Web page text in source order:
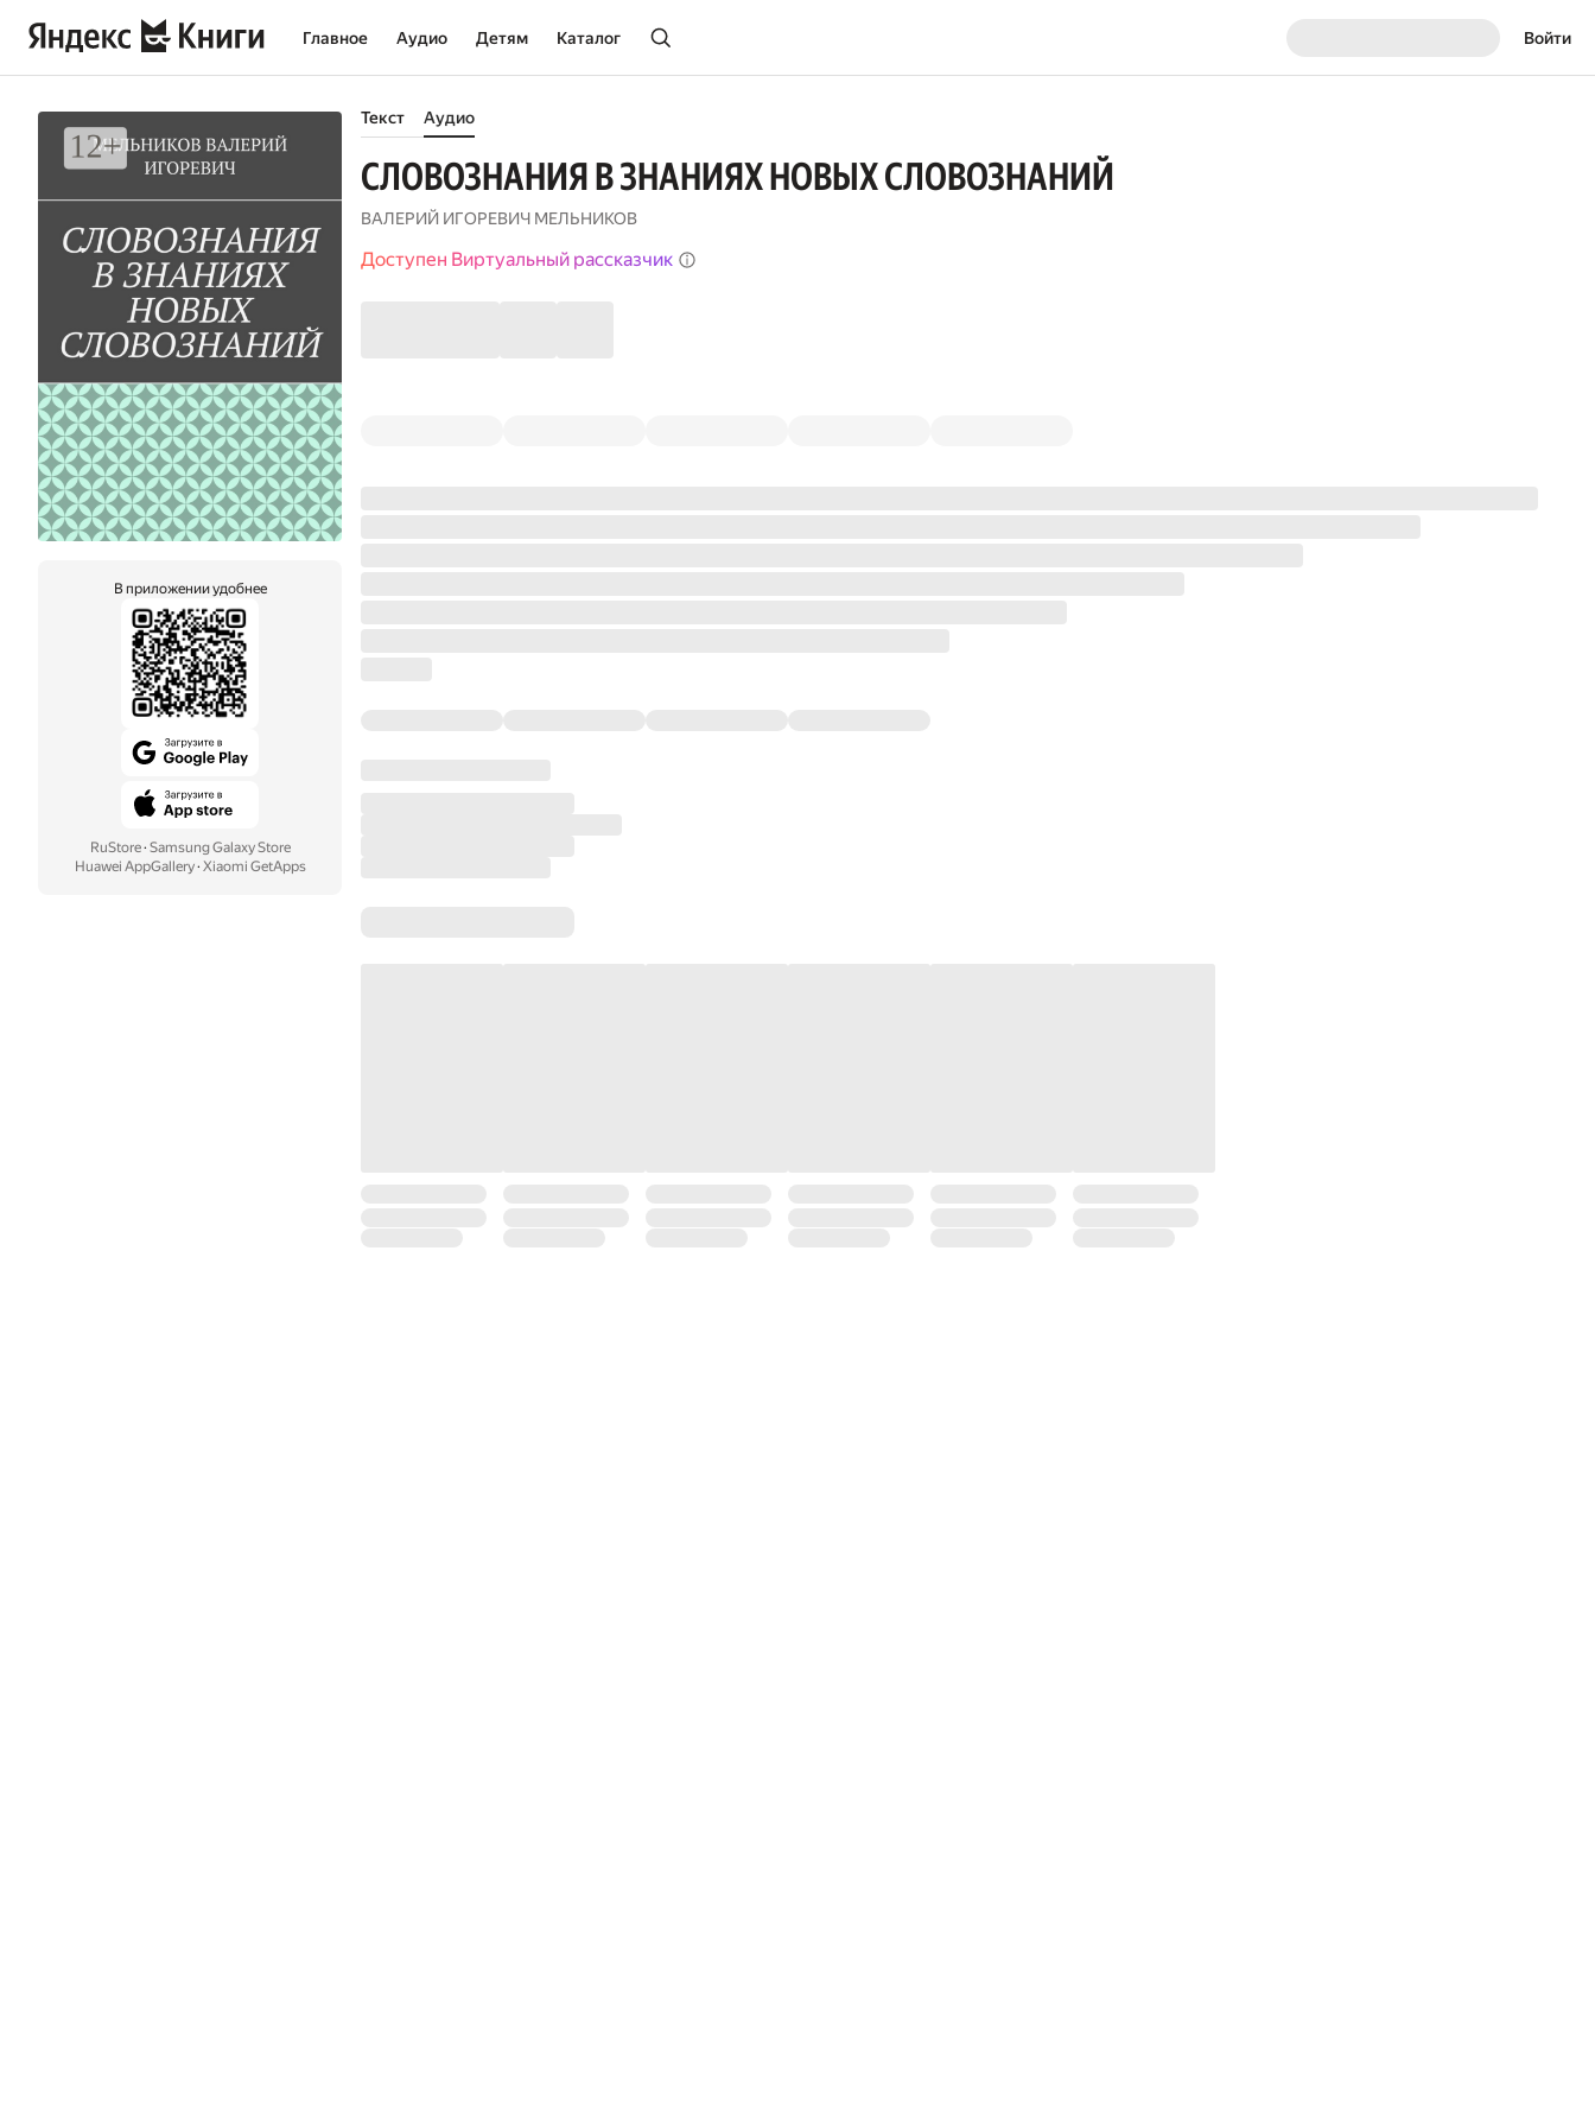
Главное Аудио Детям Каталог Войти
В приложении удобнее
RuStore· Samsung Galaxy Store
Huawei AppGallery· Xiaomi GetApps
Текст Аудио
СЛОВОЗНАНИЯ В ЗНАНИЯХ НОВЫХ СЛОВОЗНАНИЙ
ВАЛЕРИЙ ИГОРЕВИЧ МЕЛЬНИКОВ
Доступен Виртуальный рассказчик